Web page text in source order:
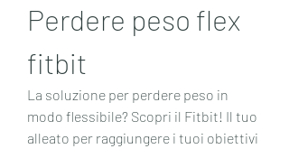
Perdere peso flex
fitbit
La soluzione per perdere peso in
modo flessibile? Scopri il Fitbit! Il tuo
alleato per raggiungere i tuoi obiettivi